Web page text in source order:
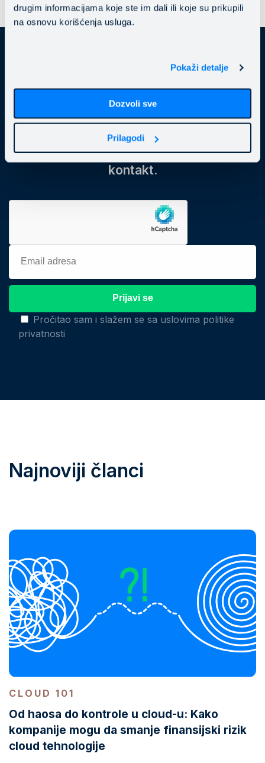
drugim informacijama koje ste im dali ili koje su prikupili
na osnovu korišćenja usluga.
Pokaži detalje
Dozvoli sve
Prilagodi
Prijavite sena newsletter
Ukoliko želite da dobijate relevantne
vesti i nove blog tekstove ostavite svoj
kontakt.
Pročitao sam i slažem se sa uslovima politike
privatnosti
Najnoviji članci
CLOUD 101
Od haosa do kontrole u cloud-u: Kako
kompanije mogu da smanje finansijski rizik
cloud tehnologije